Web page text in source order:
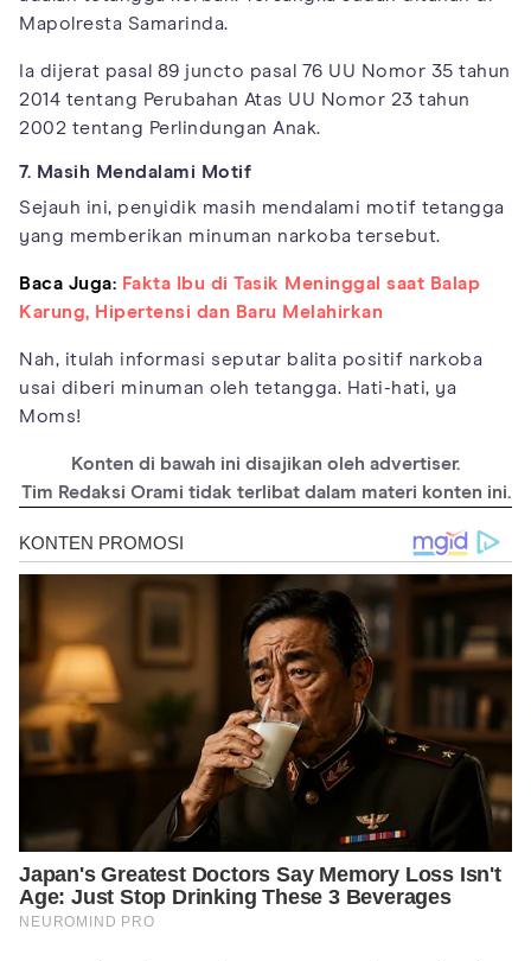
Mapolresta Samarinda.
Ia dijerat pasal 89 juncto pasal 76 UU Nomor 35 tahun
2014 tentang Perubahan Atas UU Nomor 23 tahun
2002 tentang Perlindungan Anak.
7. Masih Mendalami Motif
Sejauh ini, penyidik masih mendalami motif tetangga
yang memberikan minuman narkoba tersebut.
Baca Juga: Fakta Ibu di Tasik Meninggal saat Balap
Karung, Hipertensi dan Baru Melahirkan
Nah, itulah informasi seputar balita positif narkoba
usai diberi minuman oleh tetangga. Hati-hati, ya
Moms!
Konten di bawah ini disajikan oleh advertiser.
Tim Redaksi Orami tidak terlibat dalam materi konten ini.